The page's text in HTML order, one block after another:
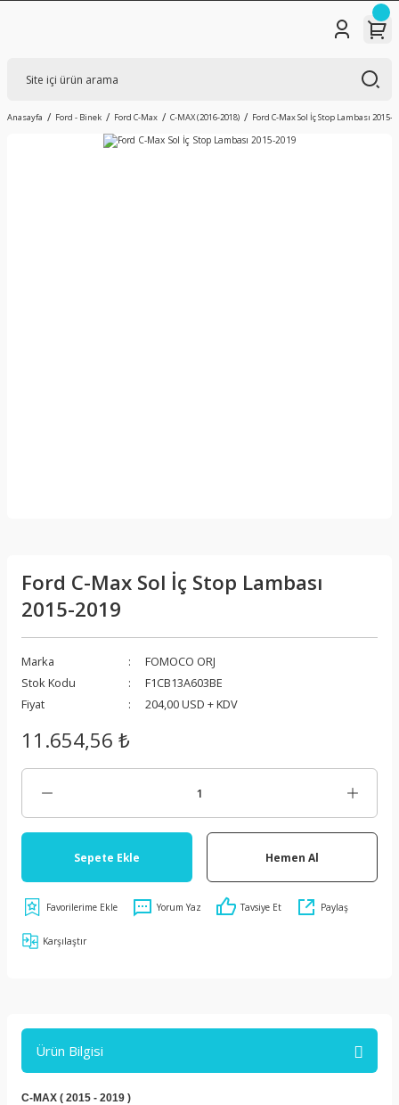
Anasayfa Ford - Binek Ford C-Max C-MAX (2016-2018) Ford C-Max Sol İç Stop Lambası 2015-
Ford C-Max Sol İç Stop Lambası
2015-2019
Marka
FOMOCO ORJ
Stok Kodu
F1CB13A603BE
Fiyat
204,00 USD + KDV
11.654,56 ₺
Sepete Ekle Hemen Al
Yorum Yaz Tavsiye Et Paylaş
Karşılaştır
Ürün Bilgisi
C-MAX ( 2015 - 2019 )